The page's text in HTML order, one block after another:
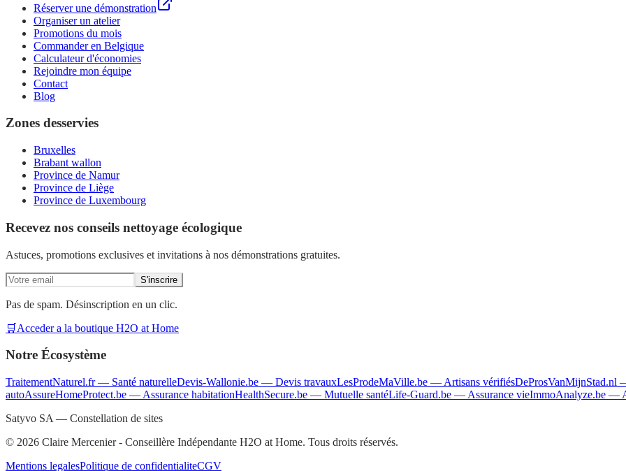
Réserver une démonstration
Organiser un atelier
Promotions du mois
Commander en Belgique
Calculateur d'économies
Rejoindre mon équipe
Contact
Blog
Zones desservies
Bruxelles
Brabant wallon
Province de Namur
Province de Liège
Province de Luxembourg
Recevez nos conseils nettoyage écologique
Astuces, promotions exclusives et invitations à nos démonstrations gratuites.
S'inscrire
Pas de spam. Désinscription en un clic.
🛒 Acceder a la boutique H2O at Home
Notre Écosystème
TraitementNaturel.fr— Santé naturelleDevis-Wallonie.be — Devis travauxLesProdeMaVille.be — Artisans vérifiésDeProsVanMijnStad.nl
autoAssureHomeProtect.be — Assurance habitationHealthSecure.be — Mutuelle santéLife-Guard.be — Assurance vieImmoAnalyze.be —
Satyvo SA — Constellation de sites
© 2026 Claire Mercenier - Conseillère Indépendante H2O at Home. Tous droits réservés.
Mentions legalesPolitique de confidentialiteCGV